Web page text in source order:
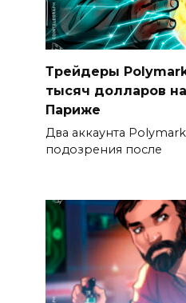
Трейдеры
тысяч долларов
Париже
Два аккаунта
подозрения после